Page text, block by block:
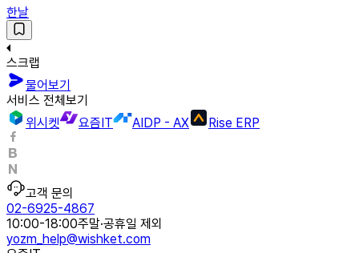
한날
스크랩
물어보기
서비스 전체보기
위시켓
요즘IT AIDP - AX Rise ERP
고객 문의
02-6925-4867
10:00-18:00주말·공휴일 제외
yozm_help@wishket.com